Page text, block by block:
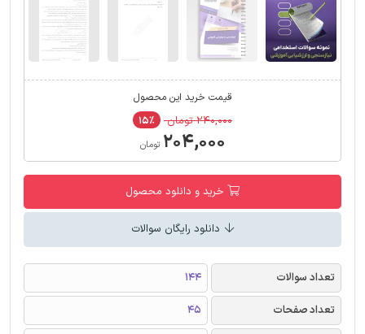
قیمت خرید این محصول
۲۴۰,۰۰۰ تومان ۱۵٪
۲۰۴,۰۰۰ تومان
خرید و دانلود محصول
دانلود رایگان سوالات
تعداد سوالات
144
تعداد صفحات
45